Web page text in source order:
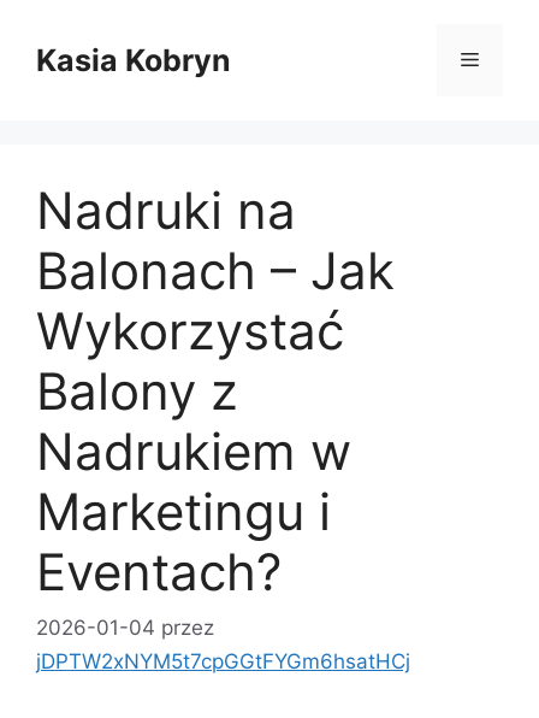
treściKasia Kobryn Menu
Nadruki na
Balonach – Jak
Wykorzystać
Balony z
Nadrukiem w
Marketingu i
Eventach?
2026-01-04 przez
jDPTW2xNYM5t7cpGGtFYGm6hsatHCj